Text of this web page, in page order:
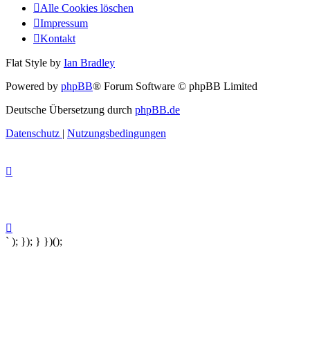
Alle Cookies löschen
Impressum
Kontakt
Flat Style by Ian Bradley
Powered by phpBB® Forum Software © phpBB Limited
Deutsche Übersetzung durch phpBB.de
Datenschutz | Nutzungsbedingungen
` ); }); } })();